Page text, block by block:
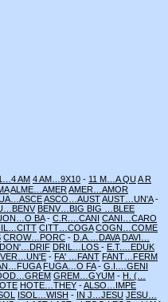
AM 4 AM…9X10 - 11 M…A QUA R
ALME…AMERAMER…AMOR
ASCO…AUSTAUST…UN'A-
BENV…BIG BIG …BLEE
BA- C.R.…CANI CANI…CARO
CITT…COGA COGN…COME
CROW…PORC - D.A.…DAVA DAVI…
DON'…DRIF DRIL…LOS - E.T.…EDUK
- FA' …FANT FANT…FERM
FUGA…O FA- G.I.…GENI
GREM…GYUM - H. (…
HOTE…THEY -ALSO…IMPE
ISOL…WISH - IN J…JESU JESU…